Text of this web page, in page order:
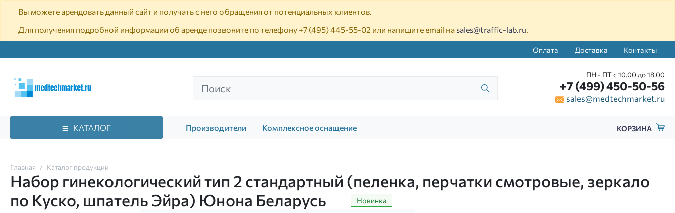
Вы можете арендовать данный сайт и получать с него обращения от потенциальных клиентов.
Для получения подробной информации об аренде позвоните по телефону +7 (495) 445-55-02 или напишите email на sales@traffic-lab.ru.
Оплата Доставка Контакты
ПН - ПТ с 10.00 до 18.00
+7 (499) 450-50-56
sales@medtechmarket.ru
КАТАЛОГ Производители Комплексное оснащение КОРЗИНА
Главная Каталог продукции
Набор гинекологический тип 2 стандартный (пеленка, перчатки смотровые, зеркало
по Куско, шпатель Эйра) Юнона Беларусь
Новинка